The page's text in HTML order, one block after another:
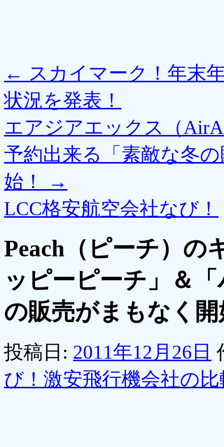
← スカイマーク！年末
状況を発表！
エアジアエックス（
予約出来る「素敵な冬
始！
→
LCC格安航空会社なび！
Peach（ピーチ）の
ッピーピーチ」＆
の販売がまもなく
投稿日: 2011年12月26日
び！激安飛行機会社の